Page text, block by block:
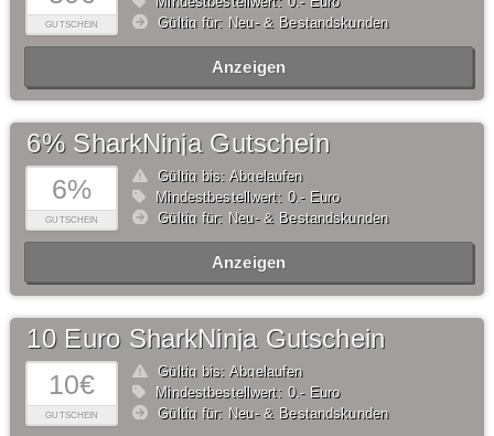
GUTSCHEIN
Gültig für: Neu- & Bestandskunden
Anzeigen
6%
GUTSCHEIN
6% SharkNinja Gutschein
Gültig bis: Abgelaufen
Mindestbestellwert: 0,- Euro
Gültig für: Neu- & Bestandskunden
Anzeigen
10€
GUTSCHEIN
10 Euro SharkNinja Gutschein
Gültig bis: Abgelaufen
Mindestbestellwert: 0,- Euro
Gültig für: Neu- & Bestandskunden